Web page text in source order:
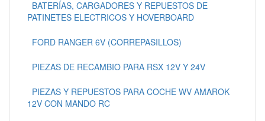
BATERÍAS, CARGADORES Y REPUESTOS DE
PATINETES ELECTRICOS Y HOVERBOARD
FORD RANGER 6V (CORREPASILLOS)
PIEZAS DE RECAMBIO PARA RSX 12V Y 24V
PIEZAS Y REPUESTOS PARA COCHE WV AMAROK
12V CON MANDO RC